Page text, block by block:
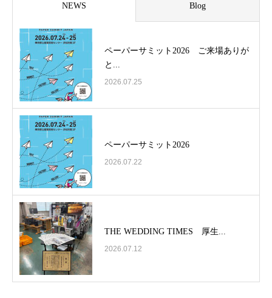
NEWS Blog
ペーパーサミット2026 ご来場ありが
と...
2026.07.25
ペーパーサミット2026
2026.07.22
THE WEDDING TIMES 厚生...
2026.07.12